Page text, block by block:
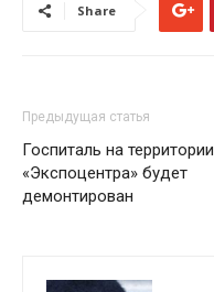
Share
Предыдущая статья
Госпиталь на территории
«Экспоцентра» будет
демонтирован